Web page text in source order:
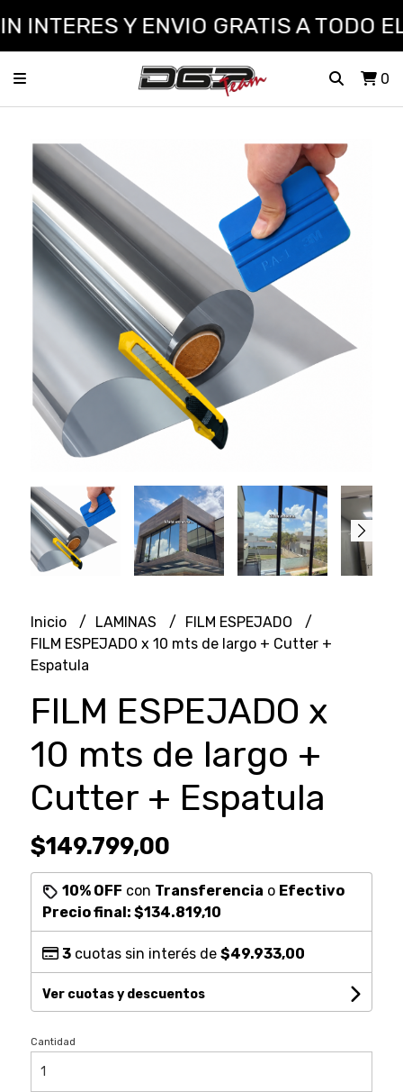
Y ENVIO GRATIS A TODO
0
Inicio LAMINAS
FILM ESPEJADO
FILM ESPEJADO x 10 mts de largo + Cutter +
Espatula
FILM ESPEJADO x
10 mts de largo +
Cutter + Espatula
$149.799,00
10% OFF con Transferencia o Efectivo
Precio final: $134.819,10
3cuotas sin interés de $49.933,00
Ver cuotas y descuentos
Cantidad